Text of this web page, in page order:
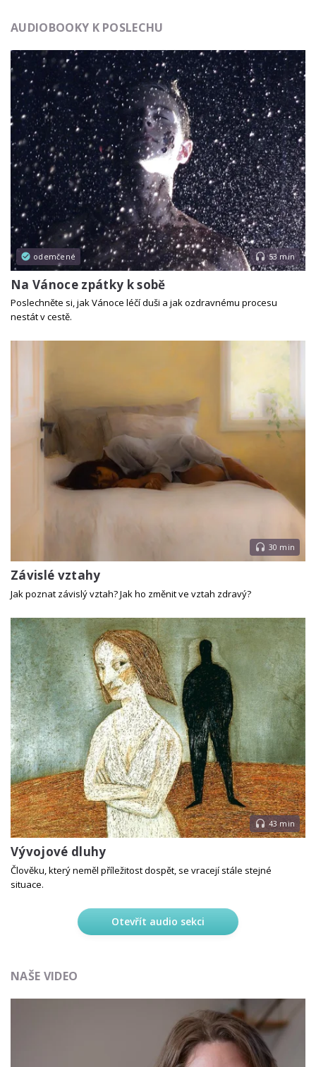
AUDIOBOOKY K POSLECHU
odemčené 53 min
Na Vánoce zpátky k sobě
Poslechněte si, jak Vánoce léčí duši a jak ozdravnému procesu
nestát v cestě.
30 min
Závislé vztahy
Jak poznat závislý vztah? Jak ho změnit ve vztah zdravý?
43 min
Vývojové dluhy
Člověku, který neměl příležitost dospět, se vracejí stále stejné
situace.
Otevřít audio sekci
NAŠE VIDEO